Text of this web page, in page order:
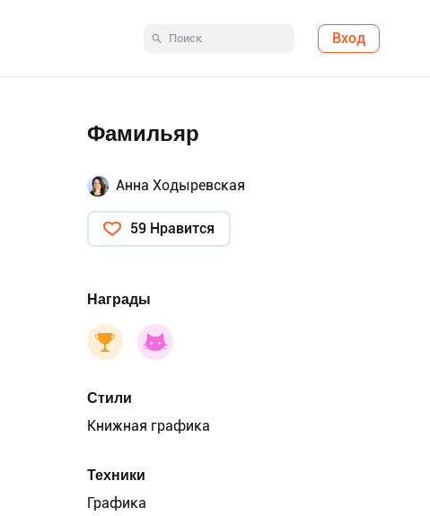
Вход
Фамильяр
Анна Ходыревская
59 Нравится
Награды
Стили
Книжная графика
Техники
Графика